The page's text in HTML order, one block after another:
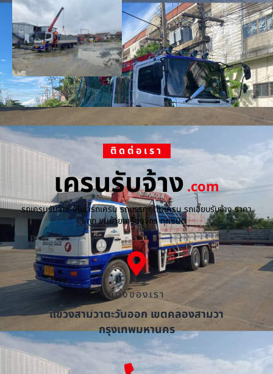
ติดต่อเรา
เครนรับจ้าง.com
รถเครนรับจ้าง ให้เช่ารถเครน รถบรรทุกติดเครน รถเฮี๊ยบรับจ้าง ราคา
ถูก ขนย้ายเครื่องจักร ทุกชนิด
ที่ตั้งของเรา
แขวงสามวาตะวันออก เขตคลองสามวา
กรุงเทพมหานคร